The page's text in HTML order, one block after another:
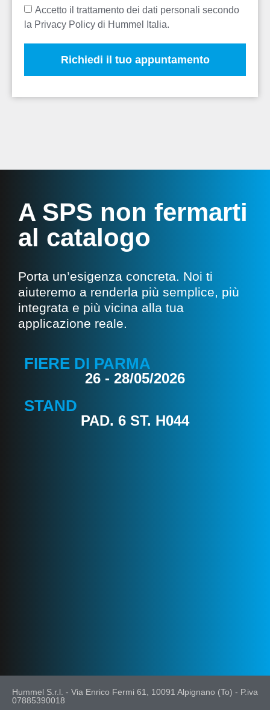
Accetto il trattamento dei dati personali secondo
la Privacy Policy di Hummel Italia.
Richiedi il tuo appuntamento
A SPS non fermarti
al catalogo
Porta un’esigenza concreta. Noi ti
aiuteremo a renderla più semplice, più
integrata e più vicina alla tua
applicazione reale.
FIERE DI PARMA
26 - 28/05/2026
STAND
PAD. 6 ST. H044
Hummel S.r.l. - Via Enrico Fermi 61, 10091 Alpignano (To) - P.iva
07885390018